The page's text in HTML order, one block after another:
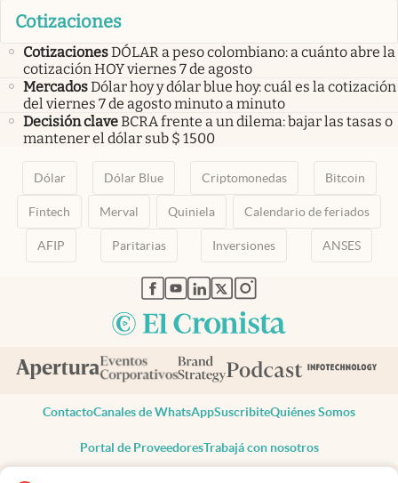
Cotizaciones
CotizacionesDÓLAR a peso colombiano: a cuánto abre la
cotización HOY viernes 7 de agosto
MercadosDólar hoy y dólar blue hoy: cuál es la cotización
del viernes 7 de agosto minuto a minuto
Decisión claveBCRA frente a un dilema: bajar las tasas o
mantener el dólar sub $ 1500
Dólar Dólar Blue Criptomonedas Bitcoin
Fintech Merval Quiniela Calendario de feriados
AFIP Paritarias Inversiones ANSES
abre en nueva pestaña
abre en nueva pestaña
abre en nueva pestaña
abre en nueva pestaña
abre en nueva pestaña
ContactoCanales de WhatsAppSuscribiteQuiénes Somos
Portal de ProveedoresTrabajá con nosotros